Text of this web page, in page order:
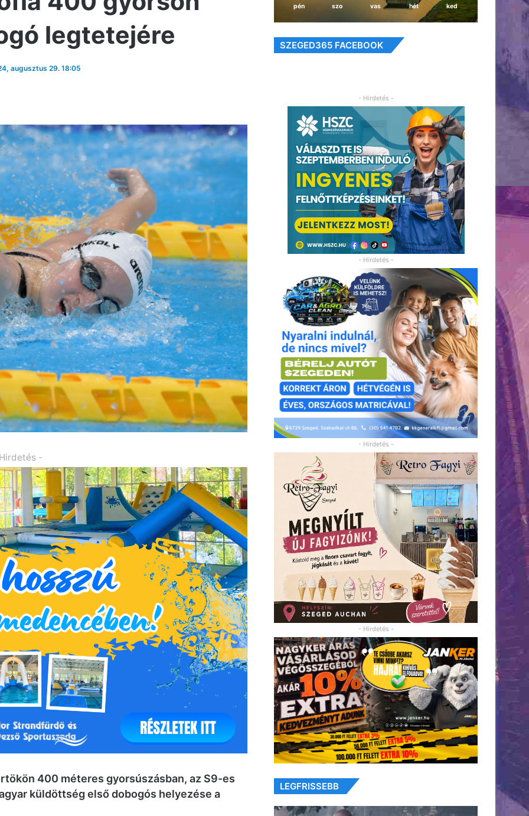
legtetejére
augusztus 29. 18:05
-
400 méteres gyorsúszásban, az S9-es
küldöttség első dobogós helyezése a
pén szo vas hét ked
SZEGED365 FACEBOOK
- Hirdetés -
- Hirdetés -
- Hirdetés -
- Hirdetés -
LEGFRISSEBB